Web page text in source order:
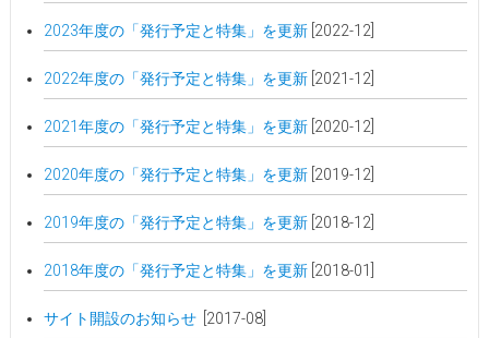
2023年度の「発行予定と特集」を更新[2022-12]
2022年度の「発行予定と特集」を更新[2021-12]
2021年度の「発行予定と特集」を更新[2020-12]
2020年度の「発行予定と特集」を更新[2019-12]
2019年度の「発行予定と特集」を更新 [2018-12]
2018年度の「発行予定と特集」を更新 [2018-01]
サイト開設のお知らせ [2017-08]